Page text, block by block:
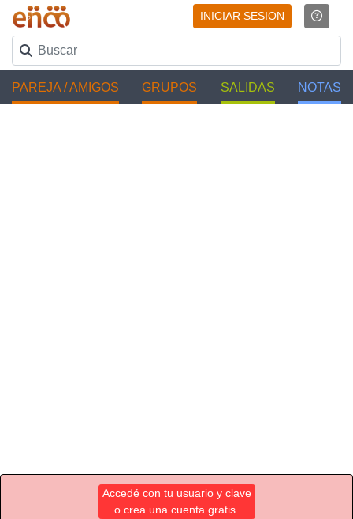
INICIAR SESION
PAREJA / AMIGOS GRUPOS SALIDAS NOTAS
Accedé con tu usuario y clave
o crea una cuenta gratis.